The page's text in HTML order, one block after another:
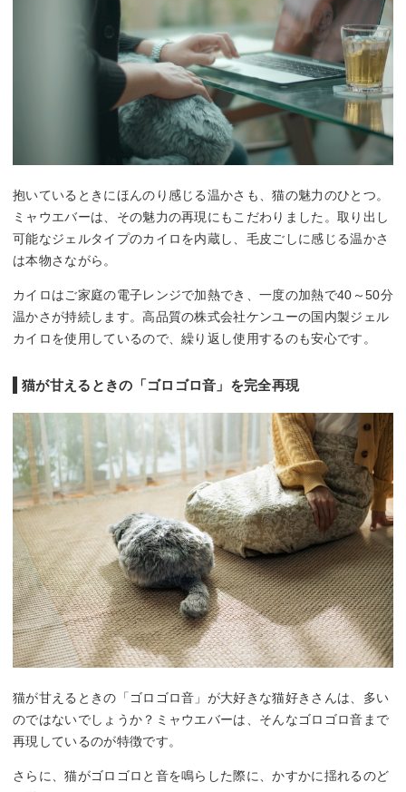
抱いているときにほんのり感じる温かさも、猫の魅力のひとつ。
ミャウエバーは、その魅力の再現にもこだわりました。取り出し
可能なジェルタイプのカイロを内蔵し、毛皮ごしに感じる温かさ
は本物さながら。
カイロはご家庭の電子レンジで加熱でき、一度の加熱で40～50分
温かさが持続します。高品質の株式会社ケンユーの国内製ジェル
カイロを使用しているので、繰り返し使用するのも安心です。
猫が甘えるときの「ゴロゴロ音」を完全再現
猫が甘えるときの「ゴロゴロ音」が大好きな猫好きさんは、多い
のではないでしょうか？ミャウエバーは、そんなゴロゴロ音まで
再現しているのが特徴です。
さらに、猫がゴロゴロと音を鳴らした際に、かすかに揺れるのど